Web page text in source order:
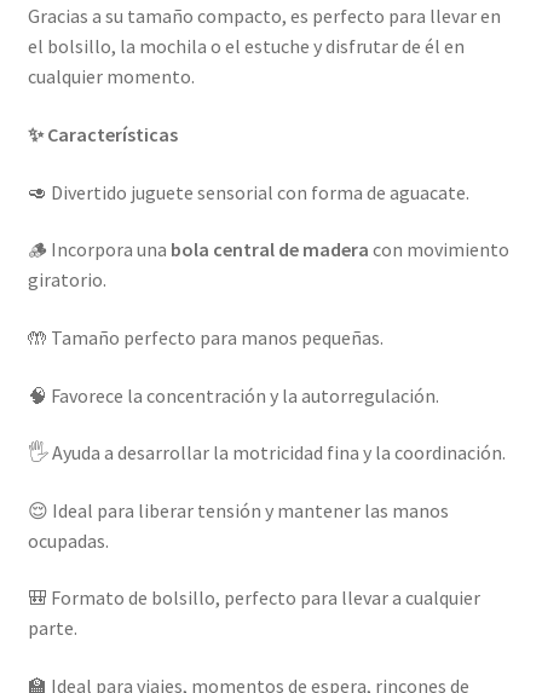
Gracias a su tamaño compacto, es perfecto para llevar en
el bolsillo, la mochila o el estuche y disfrutar de él en
cualquier momento.
✨ Características
🥑 Divertido juguete sensorial con forma de aguacate.
🪵 Incorpora una bola central de madera con movimiento
giratorio.
🤲 Tamaño perfecto para manos pequeñas.
🧠 Favorece la concentración y la autorregulación.
🖐️ Ayuda a desarrollar la motricidad fina y la coordinación.
😌 Ideal para liberar tensión y mantener las manos
ocupadas.
🎒 Formato de bolsillo, perfecto para llevar a cualquier
parte.
🏫 Ideal para viajes, momentos de espera, rincones de